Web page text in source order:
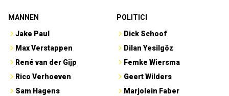
MANNEN
Jake Paul
Max Verstappen
René van der Gijp
Rico Verhoeven
Sam Hagens
POLITICI
Dick Schoof
Dilan Yesilgöz
Femke Wiersma
Geert Wilders
Marjolein Faber